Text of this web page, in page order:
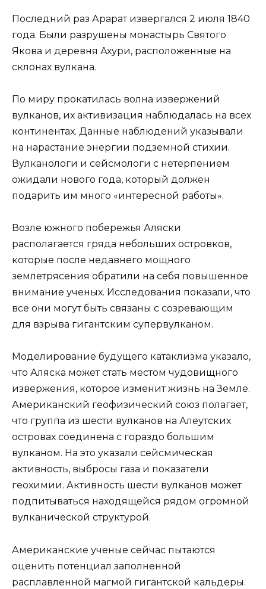
Последний раз Арарат извергался 2 июля 1840
года. Были разрушены монастырь Святого
Якова и деревня Ахури, расположенные на
склонах вулкана.
По миру прокатилась волна извержений
вулканов, их активизация наблюдалась на всех
континентах. Данные наблюдений указывали
на нарастание энергии подземной стихии.
Вулканологи и сейсмологи с нетерпением
ожидали нового года, который должен
подарить им много «интересной работы».
Возле южного побережья Аляски
располагается гряда небольших островков,
которые после недавнего мощного
землетрясения обратили на себя повышенное
внимание ученых. Исследования показали, что
все они могут быть связаны с созревающим
для взрыва гигантским супервулканом.
Моделирование будущего катаклизма указало,
что Аляска может стать местом чудовищного
извержения, которое изменит жизнь на Земле.
Американский геофизический союз полагает,
что группа из шести вулканов на Алеутских
островах соединена с гораздо большим
вулканом. На это указали сейсмическая
активность, выбросы газа и показатели
геохимии. Активность шести вулканов может
подпитываться находящейся рядом огромной
вулканической структурой.
Американские ученые сейчас пытаются
оценить потенциал заполненной
расплавленной магмой гигантской кальдеры.